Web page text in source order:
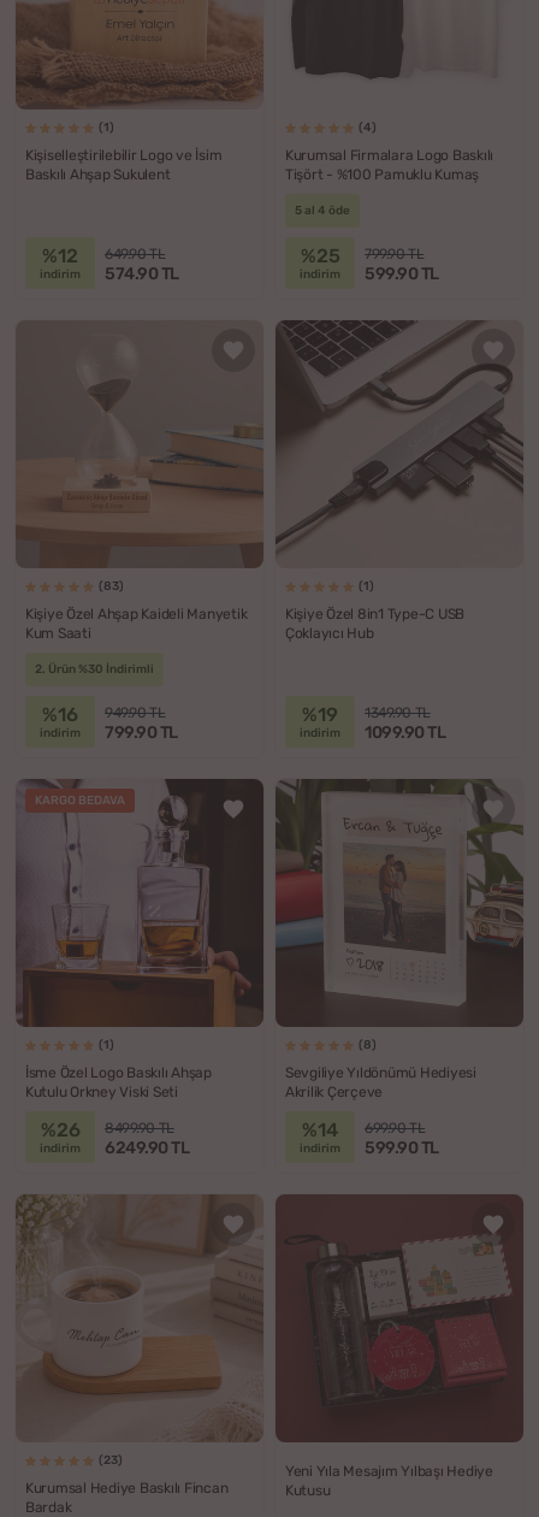
(1)
Kişiselleştirilebilir Logo ve İsim
Baskılı Ahşap Sukulent
%12
indirim
649.90 TL
574.90 TL
(4)
Kurumsal Firmalara Logo Baskılı
Tişört - %100 Pamuklu Kumaş
5 al 4 öde
%25
indirim
799.90 TL
599.90 TL
(83)
Kişiye Özel Ahşap Kaideli Manyetik
Kum Saati
2. Ürün %30 İndirimli
%16
indirim
949.90 TL
799.90 TL
(1)
Kişiye Özel 8in1 Type-C USB
Çoklayıcı Hub
%19
indirim
1349.90 TL
1099.90 TL
KARGO BEDAVA
(1)
İsme Özel Logo Baskılı Ahşap
Kutulu Orkney Viski Seti
%26
indirim
8499.90 TL
6249.90 TL
(8)
Sevgiliye Yıldönümü Hediyesi
Akrilik Çerçeve
%14
indirim
699.90 TL
599.90 TL
(23)
Kurumsal Hediye Baskılı Fincan
Bardak
Yeni Yıla Mesajım Yılbaşı Hediye
Kutusu